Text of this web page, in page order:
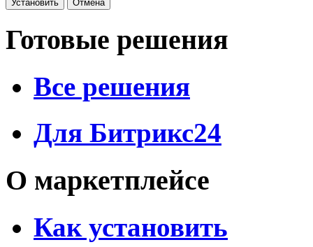
Готовые решения
Все решения
Для Битрикс24
О маркетплейсе
Как установить